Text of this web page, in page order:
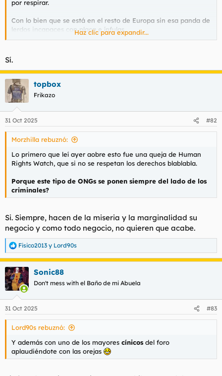
por respirar.
Con lo bien que se está en el resto de Europa sin esa panda de
lerdos incapaces con placa e ínfulas.
Haz clic para expandir...
Sí.
topbox
Frikazo
31 Oct 2025 #82
Morzhilla rebuznó:
Lo primero que leí ayer aobre esto fue una queja de Human
Rights Watch, que si no se respetan los derechos blablabla.
Porque este tipo de ONGs se ponen siempre del lado de los
criminales?
Si. Siempre, hacen de la miseria y la marginalidad su
negocio y como todo negocio, no quieren que acabe.
R
e
a
c
c
i
e
s
Fisico2013 y Lord90s
Sonic88
Don't mess with el Baño de mi Abuela
31 Oct 2025 #83
Lord90s rebuznó:
Y además con uno de los mayores cínicos del foro
aplaudiéndote con las orejas